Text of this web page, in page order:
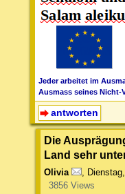
Jeder arbeitet im
Ausmass seines Nicht-
antworten
Die
Land sehr
Olivia
3856 Views